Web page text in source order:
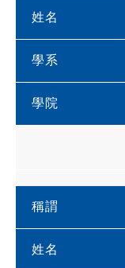
姓名
學系
學院
稱謂
姓名